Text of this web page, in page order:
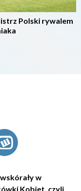
Polski rywalem
w
Kobiet, czyli